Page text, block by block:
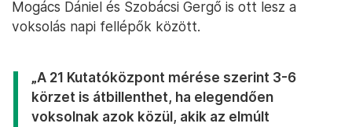
Mogács Dániel és Szobácsi Gergő is ott lesz a
voksolás napi fellépők között.
„A 21 Kutatóközpont mérése szerint 3-6
körzet is átbillenthet, ha elegendően
voksolnak azok közül, akik az elmúlt